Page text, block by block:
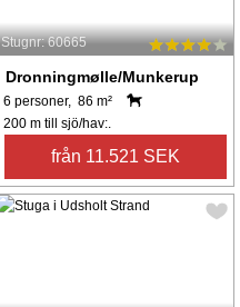
Stugnr: 60665
Dronningmølle/Munkerup
6 personer, 86 m²
200 m till sjö/hav:.
från 11.521 SEK